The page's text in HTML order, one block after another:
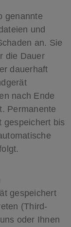
genannte
und
an. Sie
die Dauer
dauerhaft
nach Ende
Permanente
gespeichert bis
gespeichert
(Third-
oder Ihnen